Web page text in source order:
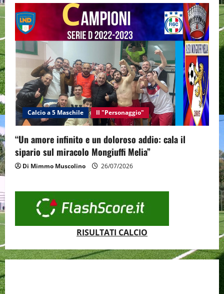
Calcio a 5 Maschile Il "Personaggio"
“Un amore infinito e un doloroso addio: cala il
sipario sul miracolo Mongiuffi Melia”
Di Mimmo Muscolino 26/07/2026
RISULTATI CALCIO